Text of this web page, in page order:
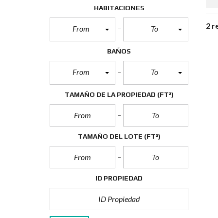
HABITACIONES
From To
BAÑOS
From To
TAMAÑO DE LA PROPIEDAD (FT²)
TAMAÑO DEL LOTE (FT²)
ID PROPIEDAD
2